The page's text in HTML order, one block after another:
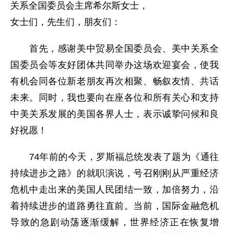
关系全国委员会主席希尔斯女士，
女士们，先生们，朋友们：
首先，感谢美中贸易全国委员会、美中关系全
国委员会等友好团体共同举办这场欢迎宴会，使我
有机会同各位新老朋友再次相聚、畅叙友情、共话
未来。同时，我也要向在座各位和所有关心和支持
中美关系发展的美国各界人士，表示诚挚问候和良
好祝愿！
74年前的今天，罗斯福总统发表了题为《通往
持续进步之路》的就职演说，号召刚刚从严重经济
危机中走出来的美国人民团结一致，加倍努力，沿
着持续进步的道路勇往直前。当前，国际金融危机
导致的急剧动荡逐渐缓解，世界经济正在恢复增